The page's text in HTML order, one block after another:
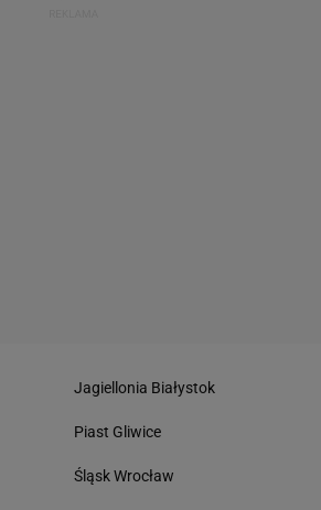
Jagiellonia Białystok
Piast Gliwice
Śląsk Wrocław